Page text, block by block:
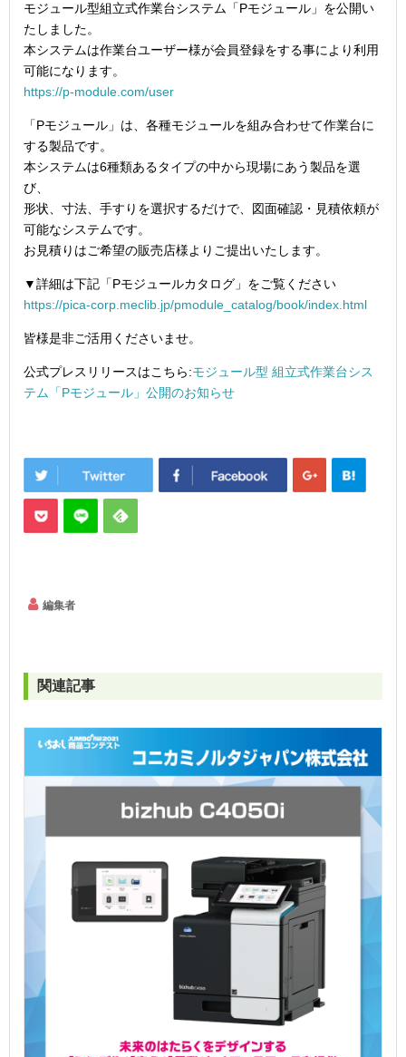
モジュール型組立式作業台システム「Pモジュール」を公開い
たしました。
本システムは作業台ユーザー様が会員登録をする事により利用
可能になります。
https://p-module.com/user
「Pモジュール」は、各種モジュールを組み合わせて作業台に
する製品です。
本システムは6種類あるタイプの中から現場にあう製品を選
び、
形状、寸法、手すりを選択するだけで、図面確認・見積依頼が
可能なシステムです。
お見積りはご希望の販売店様よりご提出いたします。
▼詳細は下記「Pモジュールカタログ」をご覧ください
https://pica-corp.meclib.jp/pmodule_catalog/book/index.html
皆様是非ご活用くださいませ。
公式プレスリリースはこちら:モジュール型 組立式作業台シス
テム「Pモジュール」公開のお知らせ
編集者
関連記事